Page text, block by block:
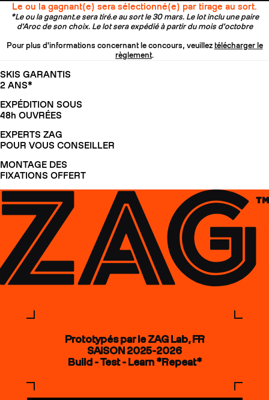
Le ou la gagnant(e) sera sélectionné(e) par tirage au sort.
*Le ou la gagnant.e sera tiré.e au sort le 30 mars. Le lot inclu une paire
d'Aroc de son choix. Le lot sera expédié à partir du mois d'octobre
Pour plus d'informations concernant le concours, veuillez télécharger le
règlement.
SKIS GARANTIS
2 ANS*
EXPÉDITION SOUS
48h OUVRÉES
EXPERTS ZAG
POUR VOUS CONSEILLER
MONTAGE DES
FIXATIONS OFFERT
Prototypés par le ZAG Lab, FR
SAISON 2025-2026
Build - Test - Learn *Repeat*